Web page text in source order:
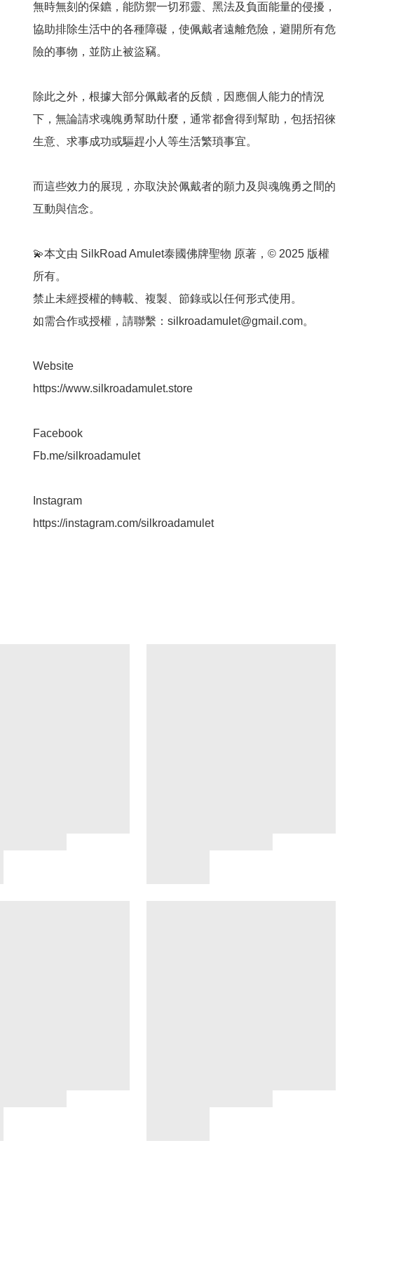
無時無刻的保鑣，能防禦一切邪靈、黑法及負面能量的侵擾，
協助排除生活中的各種障礙，使佩戴者遠離危險，避開所有危
險的事物，並防止被盜竊。
除此之外，根據大部分佩戴者的反饋，因應個人能力的情況
下，無論請求魂魄勇幫助什麼，通常都會得到幫助，包括招徠
生意、求事成功或驅趕小人等生活繁瑣事宜。
而這些效力的展現，亦取決於佩戴者的願力及與魂魄勇之間的
互動與信念。
💫本文由 SilkRoad Amulet泰國佛牌聖物 原著，© 2025 版權
所有。
禁止未經授權的轉載、複製、節錄或以任何形式使用。
如需合作或授權，請聯繫： silkroadamulet@gmail.com。
Website
https://www.silkroadamulet.store
Facebook
Fb.me/silkroadamulet
Instagram
https://instagram.com/silkroadamulet